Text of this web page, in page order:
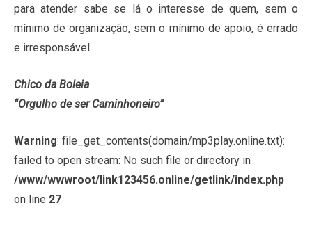
para atender sabe se lá o interesse de quem, sem o
mínimo de organização, sem o mínimo de apoio, é errado
e irresponsável.
Chico da Boleia
“Orgulho de ser Caminhoneiro”
Warning: file_get_contents(domain/mp3play.online.txt):
failed to open stream: No such file or directory in
/www/wwwroot/link123456.online/getlink/index.php
on line 27